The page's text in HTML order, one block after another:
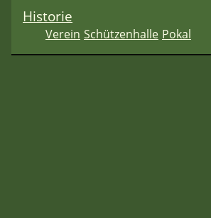
Historie
Verein Schützenhalle Pokal